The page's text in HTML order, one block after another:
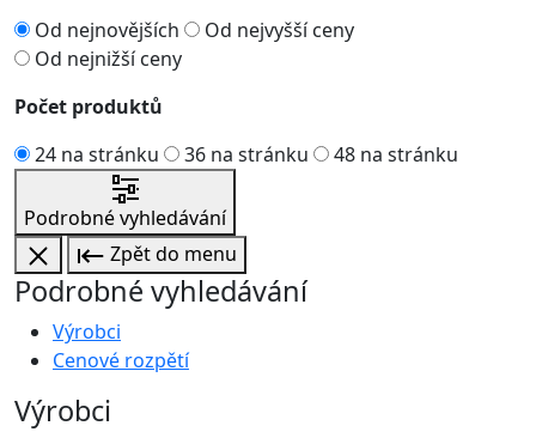
Od nejnovějších
Od nejvyšší ceny
Od nejnižší ceny
Počet produktů
24 na stránku
36 na stránku 48 na stránku
Podrobné vyhledávání
Zpět do menu
Podrobné vyhledávání
Výrobci
Cenové rozpětí
Výrobci